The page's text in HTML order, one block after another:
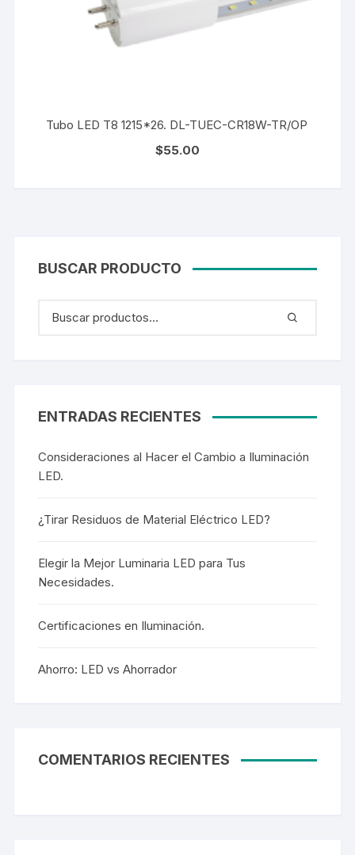
Tubo LED T8 1215*26. DL-TUEC-CR18W-TR/OP
$55.00
BUSCAR PRODUCTO
ENTRADAS RECIENTES
Consideraciones al Hacer el Cambio a Iluminación
LED.
¿Tirar Residuos de Material Eléctrico LED?
Elegir la Mejor Luminaria LED para Tus
Necesidades.
Certificaciones en Iluminación.
Ahorro: LED vs Ahorrador
COMENTARIOS RECIENTES